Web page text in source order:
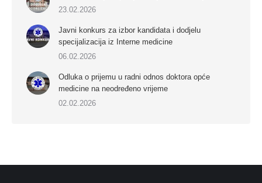
23.02.2026
Javni konkurs za izbor kandidata i dodjelu
specijalizacija iz Interne medicine
06.02.2026
Odluka o prijemu u radni odnos doktora opće
medicine na neodređeno vrijeme
02.02.2026